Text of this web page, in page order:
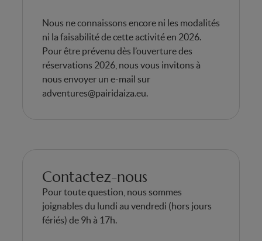
Nous ne connaissons encore ni les modalités
ni la faisabilité de cette activité en 2026.
Pour être prévenu dès l’ouverture des
réservations 2026, nous vous invitons à
nous envoyer un e-mail sur
adventures@pairidaiza.eu.
Contactez-nous
Pour toute question, nous sommes
joignables du lundi au vendredi (hors jours
fériés) de 9h à 17h.